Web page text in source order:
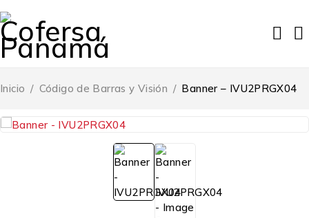
Inicio / Código de Barras y Visión / Banner – IVU2PRGX04